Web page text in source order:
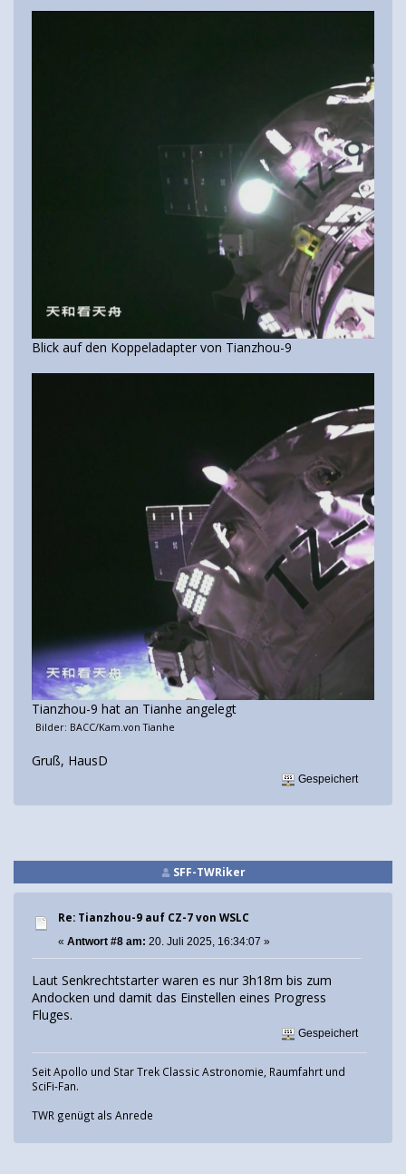
Blick auf den Koppeladapter von Tianzhou-9
Tianzhou-9 hat an Tianhe angelegt
Bilder: BACC/Kam.von Tianhe
Gruß, HausD
Gespeichert
SFF-TWRiker
Re: Tianzhou-9 auf CZ-7 von WSLC
« Antwort #8 am: 20. Juli 2025, 16:34:07 »
Laut Senkrechtstarter waren es nur 3h18m bis zum
Andocken und damit das Einstellen eines Progress
Fluges.
Gespeichert
Seit Apollo und Star Trek Classic Astronomie, Raumfahrt und
SciFi-Fan.
TWR genügt als Anrede